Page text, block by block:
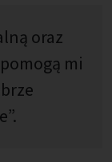
oraz
mi